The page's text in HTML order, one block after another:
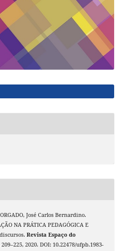
José Carlos Bernardino.
NA PRÁTICA PEDAGÓGICA E
Revista Espaço do
2020. DOI: 10.22478/ufpb.1983-